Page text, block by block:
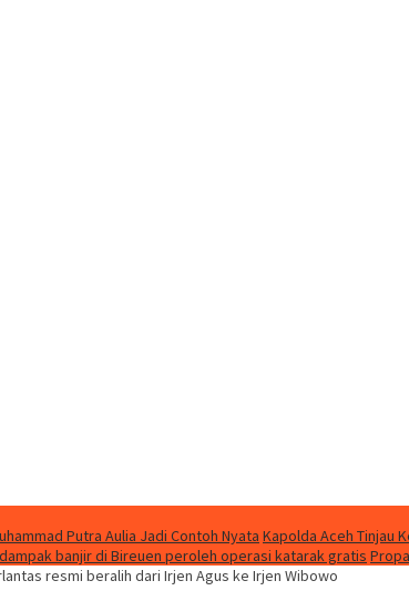
Putra Aulia Jadi Contoh Nyata Kapolda Aceh Tinjau
banjir di Bireuen peroleh operasi katarak gratis
resmi beralih dari Irjen Agus ke Irjen Wibowo